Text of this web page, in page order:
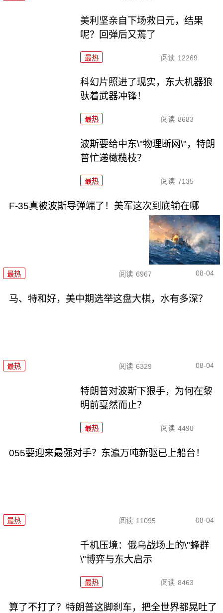
美利坚亲自下场救日元，结果
呢？回弹后又蔫了
最热 阅读 12269
科幻片照进了现实，东大机器狼
驮着武器冲锋！
最热 阅读 8683
波斯要给中东\"物理断网\"，特朗
普忙递橄榄枝？
最热 阅读 7135
F-35真被波斯导弹端了！美军这次到底输在哪
最热 阅读 6967 08-04
马、特和好，美中期选举这盘大棋，水有多深？
最热 阅读 6329 08-04
特朗普对波斯下狠手，为何在黎
明前戛然而止？
最热 阅读 4498
055要迎来最强对手？东瀛万吨新驱已上船台！
最热 阅读 11095 08-04
千机压境：俄乌战场上的\"蜂群
\"博弈与东大启示
最热 阅读 8463
算了不打了？特朗普这脚刹车，把全世界都晃吐了